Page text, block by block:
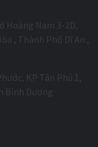
Hoàng Nam 3-2D,
, Thành Phố Dĩ An ,
KP Tân Phú 1,
Bình Dương